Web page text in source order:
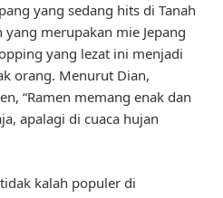
yang sedang hits di Tanah
merupakan mie Jepang
yang lezat ini menjadi
orang. Menurut Dian,
“Ramen memang enak dan
apalagi di cuaca hujan
kalah populer di